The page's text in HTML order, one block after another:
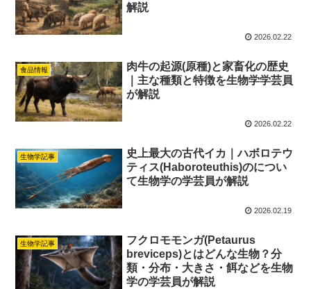
解説
2026.02.22
食品情報
肉牛の起源(原種)と家畜化の歴史
｜主な種類と特徴を生物学学芸員
が解説
2026.02.22
生物学記事
史上最大の古代イカ｜ハボロテウ
ティス(Haboroteuthis)のについ
て生物学の学芸員が解説
2026.02.19
生物学記事
フクロモモンガ(Petaurus
breviceps)とはどんな生物？分
類・分布・大きさ・餌などを生物
学の学芸員が解説